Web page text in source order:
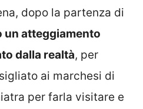
dopo la partenza di
un atteggiamento
dalla realtà, per
ai marchesi di
per farla visitare e